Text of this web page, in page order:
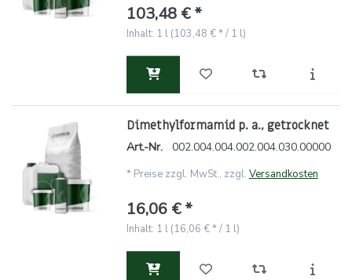
103,48 € *
Inhalt: 1 l (103,48 € * / 1 l)
Dimethylformamid p. a., getrocknet
Art.-Nr. 002.004.004.002.004.030.00000
* Preise zzgl. MwSt., zzgl. Versandkosten
16,06 € *
Inhalt: 1 l (16,06 € * / 1 l)